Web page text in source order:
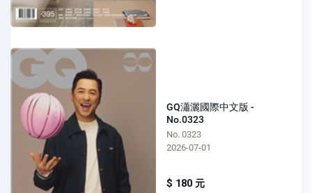
GQ瀟灑國際中文版 -
No.0323
No. 0323
2026-07-01
$ 180 元